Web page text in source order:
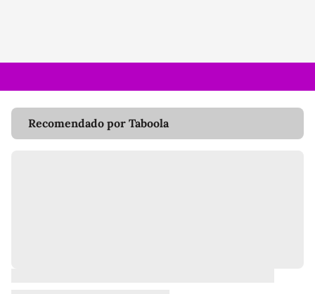
Recomendado por Taboola